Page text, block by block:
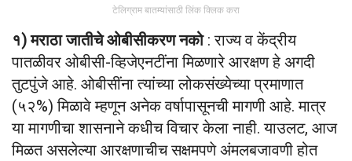
टेलिग्राम बातम्यांसाठी लिंक क्लिक करा
१) मराठा जातीचे ओबीसीकरण नको : राज्य व केंद्रीय
पातळीवर ओबीसी-व्हिजेएनटींना मिळणारे आरक्षण हे अगदी
तुटपुंजे आहे. ओबीसींना त्यांच्या लोकसंख्येच्या प्रमाणात
(५२%) मिळावे म्हणून अनेक वर्षापासूनची मागणी आहे. मात्र
या मागणीचा शासनाने कधीच विचार केला नाही. याउलट, आज
मिळत असलेल्या आरक्षणाचीच सक्षमपणे अंमलबजावणी होत